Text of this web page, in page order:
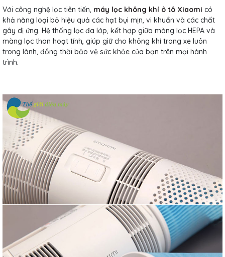
Với công nghệ lọc tiên tiến, máy lọc không khí ô tô Xiaomi có
khả năng loại bỏ hiệu quả các hạt bụi mịn, vi khuẩn và các chất
gây dị ứng. Hệ thống lọc đa lớp, kết hợp giữa màng lọc HEPA và
màng lọc than hoạt tính, giúp giữ cho không khí trong xe luôn
trong lành, đồng thời bảo vệ sức khỏe của bạn trên mọi hành
trình.